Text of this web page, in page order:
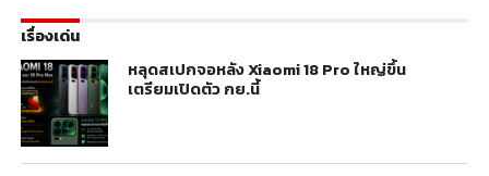
เรื่องเด่น
หลุดสเปกจอหลัง Xiaomi 18 Pro ใหญ่ขึ้น
เตรียมเปิดตัว กย.นี้